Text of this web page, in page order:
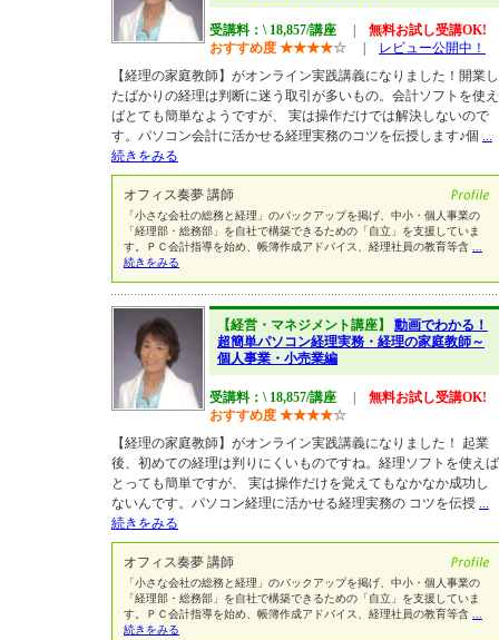
受講料：\ 18,857/講座
無料お試し受講OK!
おすすめ度 ★★★★☆
レビュー公開中！
【経理の家庭教師】がオンライン実践講義になりました！開業し
たばかりの経理は判断に迷う取引が多いもの。会計ソフトを使え
ばとても簡単なようですが、 実は操作だけでは解決しないので
す。パソコン会計に活かせる経理実務のコツを伝授します♪個 ...
続きをみる
オフィス奏夢 講師
「小さな会社の総務と経理」のバックアップを掲げ、中小・個人事業の
「経理部・総務部」を自社で構築できるための「自立」を支援していま
す。ＰＣ会計指導を始め、帳簿作成アドバイス、経理社員の教育等含
続きをみる
【経営・マネジメント講座】 動画でわかる！
超簡単パソコン経理実務・経理の家庭教師～
個人事業・小売業編
受講料：\ 18,857/講座
無料お試し受講OK!
おすすめ度 ★★★★☆
【経理の家庭教師】がオンライン実践講義になりました！ 起業
後、初めての経理は判りにくいものですね。経理ソフトを使えば
とっても簡単ですが、 実は操作だけを覚えてもなかなか成功し
ないんです。パソコン経理に活かせる経理実務の コツを伝授 ...
続きをみる
オフィス奏夢 講師
「小さな会社の総務と経理」のバックアップを掲げ、中小・個人事業の
「経理部・総務部」を自社で構築できるための「自立」を支援していま
す。ＰＣ会計指導を始め、帳簿作成アドバイス、経理社員の教育等含
続きをみる